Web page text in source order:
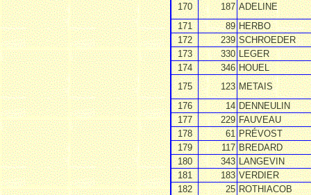
170
187 ADELINE
171
89 HERBO
172
239 SCHROEDER
173
330 LEGER
174
346 HOUEL
175
123 METAIS
176
14 DENNEULIN
177
229 FAUVEAU
178
61 PRÉVOST
179
117 BREDARD
180
343 LANGEVIN
181
183 VERDIER
182
25 ROTHIACOB